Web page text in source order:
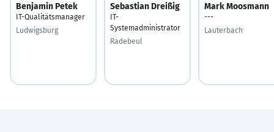
Benjamin Petek
IT-Qualitätsmanager
Ludwigsburg
Sebastian Dreißig
IT-
Systemadministrator
Radebeul
Mark Moosmann
---
Lauterbach